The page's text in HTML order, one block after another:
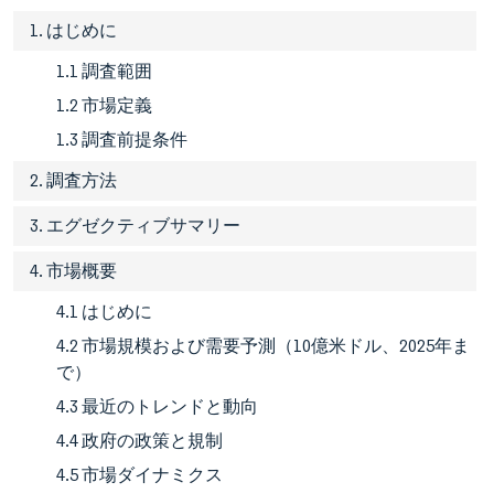
1. はじめに
1.1 調査範囲
1.2 市場定義
1.3 調査前提条件
2. 調査方法
3. エグゼクティブサマリー
4. 市場概要
4.1 はじめに
4.2 市場規模および需要予測（10億米ドル、2025年ま
で）
4.3 最近のトレンドと動向
4.4 政府の政策と規制
4.5 市場ダイナミクス